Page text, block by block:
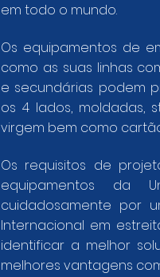
em todo o mundo.
Os equipamentos de
como as suas linhas
e secundárias podem
os 4 lados, moldadas,
virgem bem como
Os requisitos de
equipamentos da
cuidadosamente por
Internacional em
identificar a melhor
melhores vantagens